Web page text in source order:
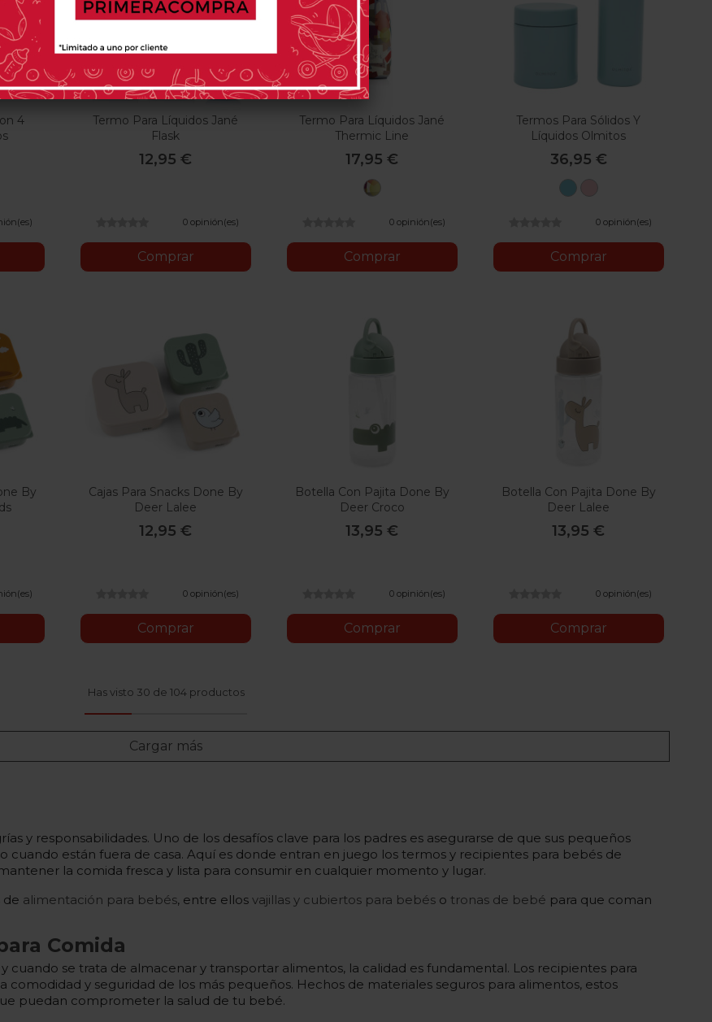
4
Termo Para Líquidos Jané
Flask
12,95 €
0 opinión(es)
Comprar
Termo Para Líquidos Jané
Thermic Line
17,95 €
T94
0 opinión(es)
Comprar
Termos Para Sólidos Y
Líquidos Olmitos
36,95 €
Azul
0 opinión(es)
Comprar
By
Cajas Para Snacks Done By
Deer Lalee
12,95 €
0 opinión(es)
Comprar
Botella Con Pajita Done By
Deer Croco
13,95 €
0 opinión(es)
Comprar
Botella Con Pajita Done By
Deer Lalee
13,95 €
0 opinión(es)
Comprar
Has visto 30 de 104 productos
Cargar más
y responsabilidades. Uno de los desafíos clave para los padres es asegurarse de que sus pequeños
cuando están fuera de casa. Aquí es donde entran en juego los termos y recipientes para bebés de
la comida fresca y lista para consumir en cualquier momento y lugar.
de alimentación para bebés, entre ellos vajillas y cubiertos para bebés o tronas de bebé para que coman
Comida
cuando se trata de almacenar y transportar alimentos, la calidad es fundamental. Los recipientes para
comodidad y seguridad de los más pequeños. Hechos de materiales seguros para alimentos, estos
puedan comprometer la salud de tu bebé.